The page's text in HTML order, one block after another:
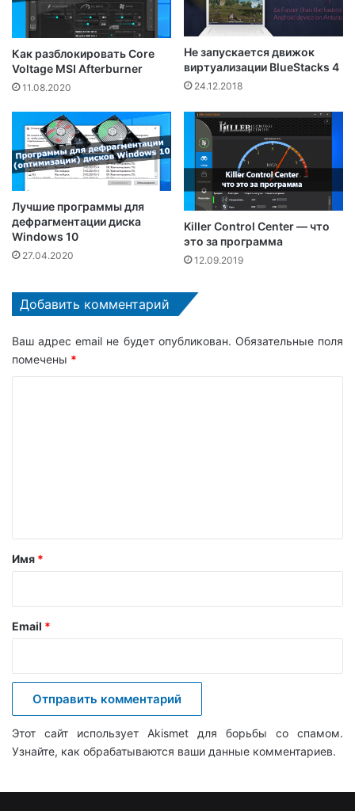
Как разблокировать Core
Voltage MSI Afterburner
11.08.2020
Не запускается движок
виртуализации BlueStacks 4
24.12.2018
Лучшие программы для
дефрагментации диска
Windows 10
27.04.2020
Killer Control Center — что
это за программа
12.09.2019
Добавить комментарий
Ваш адрес email не будет опубликован. Обязательные поля
помечены *
а
й
Имя *
Email *
Этот сайт использует Akismet для борьбы со спамом.
Узнайте, как обрабатываются ваши данные комментариев.